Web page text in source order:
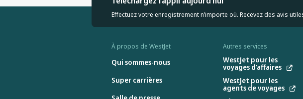
Effectuez votre enregistrement n’importe où. Recevez des avis
À propos de WestJet
Qui sommes-nous
Super carrières
Autres services
WestJet pour les
voyages d’affaires
WestJet pour les
agents de voyages